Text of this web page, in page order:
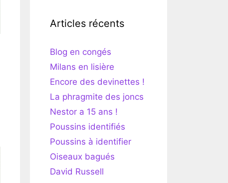
Articles récents
Blog en congés
Milans en lisière
Encore des devinettes !
La phragmite des joncs
Nestor a 15 ans !
Poussins identifiés
Poussins à identifier
Oiseaux bagués
David Russell